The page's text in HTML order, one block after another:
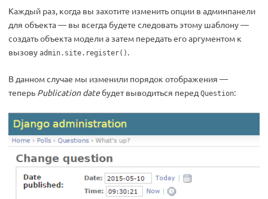
Каждый раз, когда вы захотите изменить опции в админпанели
для объекта — вы всегда будете следовать этому шаблону —
создать объекта модели а затем передать его аргументом к
вызову admin.site.register() .
В данном случае мы изменили порядок отображения —
теперь Publication dateбудет выводиться перед Question: